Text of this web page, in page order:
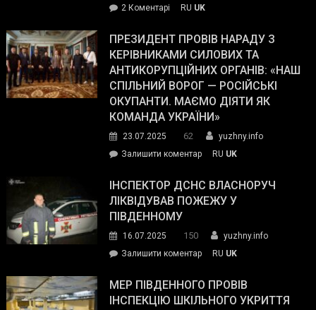
The
Street
Journal.
2 Коментарі
Південному
працівникам
ОПЗ
з
матеріального
резерву
гуманітарну
допомогу
RU UK
ПРЕЗИДЕНТ ПРОВІВ НАРАДУ З
КЕРІВНИКАМИ СИЛОВИХ ТА
АНТИКОРУПЦІЙНИХ ОРГАНІВ: «НАШ
СПІЛЬНИЙ ВОРОГ — РОСІЙСЬКІ
ОКУПАНТИ. МАЄМО ДІЯТИ ЯК
КОМАНДА УКРАЇНИ»
23.07.2025 62
yuzhny.info
Залишити коментарon
провів
нараду
силових
та
органів:
«Наш
RU UK
ІНСПЕКТОР ДСНС ВЛАСНОРУЧ
ЛІКВІДУВАВ ПОЖЕЖУ У
ПІВДЕННОМУ
16.07.2025 150
yuzhny.info
Залишити коментарon
ДСНС
власноруч
RU UK
МЕР ПІВДЕННОГО ПРОВІВ
ІНСПЕКЦІЮ ШКІЛЬНОГО УКРИТТЯ